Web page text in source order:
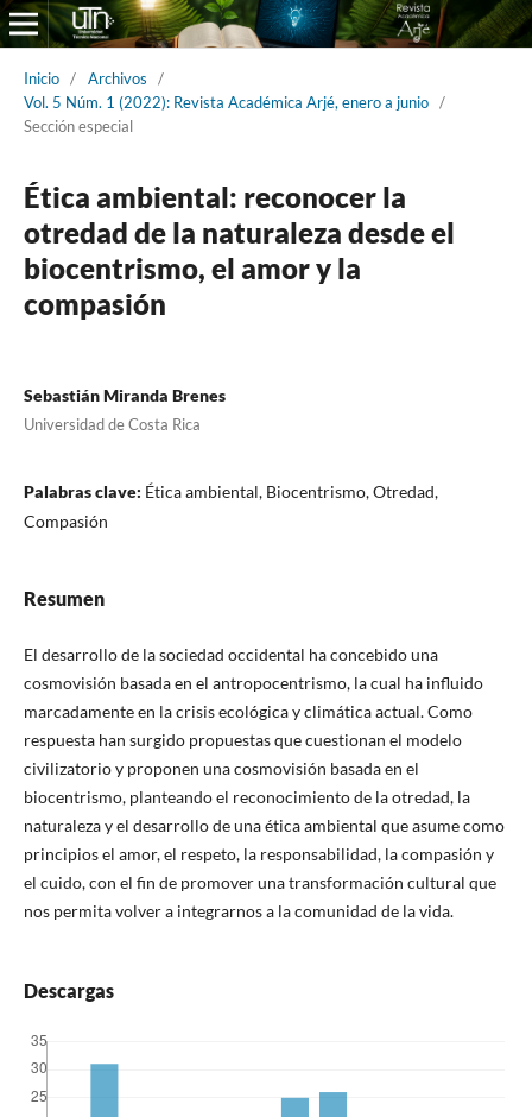
Inicio / Archivos
/
Vol. 5 Núm. 1 (2022): Revista Académica Arjé, enero a junio /
Sección especial
Ética ambiental: reconocer la
otredad de la naturaleza desde el
biocentrismo, el amor y la
compasión
Sebastián Miranda Brenes
Universidad de Costa Rica
Palabras clave: Ética ambiental, Biocentrismo, Otredad,
Compasión
Resumen
El desarrollo de la sociedad occidental ha concebido una
cosmovisión basada en el antropocentrismo, la cual ha influido
marcadamente en la crisis ecológica y climática actual. Como
respuesta han surgido propuestas que cuestionan el modelo
civilizatorio y proponen una cosmovisión basada en el
biocentrismo, planteando el reconocimiento de la otredad, la
naturaleza y el desarrollo de una ética ambiental que asume como
principios el amor, el respeto, la responsabilidad, la compasión y
el cuido, con el fin de promover una transformación cultural que
nos permita volver a integrarnos a la comunidad de la vida.
Descargas